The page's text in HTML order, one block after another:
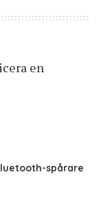
en
spårare